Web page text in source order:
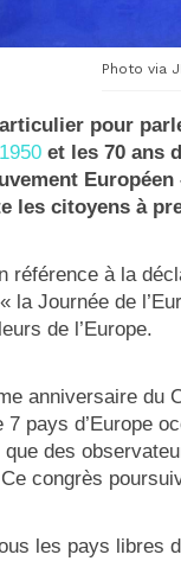
Photo via
pour
et les 70 ans
les citoyens à
référence à la
la Journée de
de l’Europe.
anniversaire du
pays d’Europe
des
congrès
les pays libres